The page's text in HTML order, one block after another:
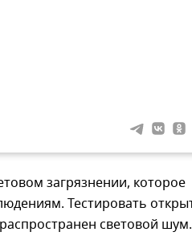
загрязнении, которое
Тестировать
световой шум.